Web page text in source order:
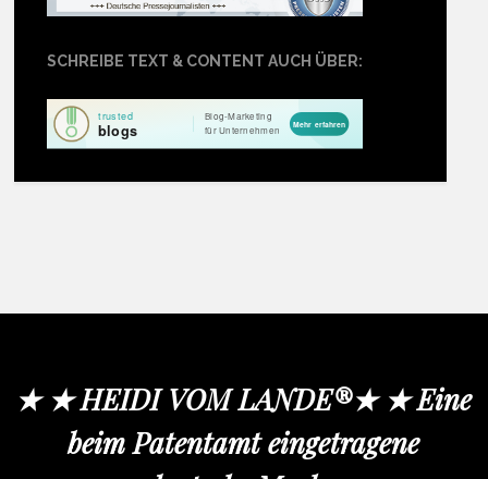
SCHREIBE TEXT & CONTENT AUCH ÜBER:
★ ★ HEIDI VOM LANDE®★ ★ Eine
beim Patentamt eingetragene